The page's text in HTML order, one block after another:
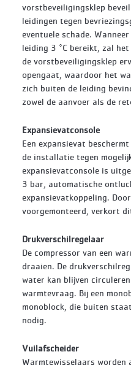
vorstbeveiligingsklep
leidingen tegen
eventuele schade.
leiding 3 °C bereikt, zal
de vorstbeveiligingsklep
opengaat, waardoor het
zich buiten de leiding
zowel de aanvoer als de
Expansievatconsole
Een expansievat
de installatie tegen
expansievatconsole is
3 bar, automatische
expansievatkoppeling.
voorgemonteerd, verkort
Drukverschilregelaar
De compressor van een
draaien. De
water kan blijven
warmtevraag. Bij een
monoblock, die buiten
nodig.
Vuilafscheider
Warmtewisselaars worden